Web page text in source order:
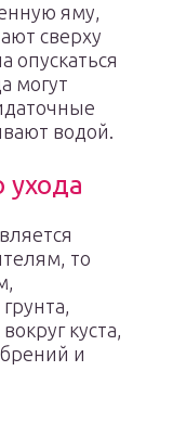
яму,
сверху
опускаться
могут
водой.
ухода
то
куста,
и